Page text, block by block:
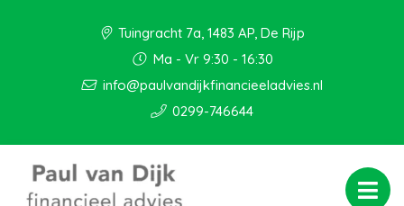
Tuingracht 7a, 1483 AP, De Rijp
Ma - Vr 9:30 - 16:30
info@paulvandijkfinancieeladvies.nl
0299-746644